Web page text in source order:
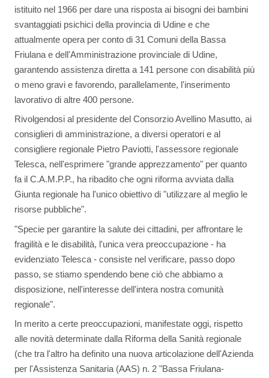
istituito nel 1966 per dare una risposta ai bisogni dei bambini
svantaggiati psichici della provincia di Udine e che
attualmente opera per conto di 31 Comuni della Bassa
Friulana e dell'Amministrazione provinciale di Udine,
garantendo assistenza diretta a 141 persone con disabilità più
o meno gravi e favorendo, parallelamente, l'inserimento
lavorativo di altre 400 persone.
Rivolgendosi al presidente del Consorzio Avellino Masutto, ai
consiglieri di amministrazione, a diversi operatori e al
consigliere regionale Pietro Paviotti, l'assessore regionale
Telesca, nell'esprimere "grande apprezzamento" per quanto
fa il C.A.M.P.P., ha ribadito che ogni riforma avviata dalla
Giunta regionale ha l'unico obiettivo di "utilizzare al meglio le
risorse pubbliche".
"Specie per garantire la salute dei cittadini, per affrontare le
fragilità e le disabilità, l'unica vera preoccupazione - ha
evidenziato Telesca - consiste nel verificare, passo dopo
passo, se stiamo spendendo bene ciò che abbiamo a
disposizione, nell'interesse dell'intera nostra comunità
regionale".
In merito a certe preoccupazioni, manifestate oggi, rispetto
alle novità determinate dalla Riforma della Sanità regionale
(che tra l'altro ha definito una nuova articolazione dell'Azienda
per l'Assistenza Sanitaria (AAS) n. 2 "Bassa Friulana-